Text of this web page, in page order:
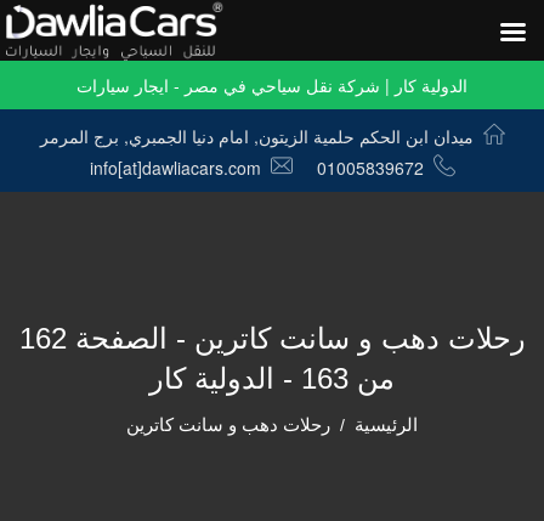
الدولية كار | شركة نقل سياحي في مصر - ايجار سيارات
ميدان ابن الحكم حلمية الزيتون, امام دنيا الجمبري, برج المرمر
01005839672
info[at]dawliacars.com
رحلات دهب و سانت كاترين - الصفحة 162
من 163 - الدولية كار
الرئيسية رحلات دهب و سانت كاترين